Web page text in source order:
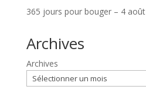
365 jours pour bouger – 4 août
Archives
Archives